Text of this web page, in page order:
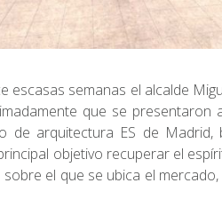
escasas semanas el alcalde
que se presentaron
de arquitectura ES de Madrid,
objetivo recuperar el
el que se ubica el